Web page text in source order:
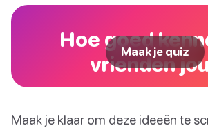
Hoe goed
vrienden
Maak je quiz
Maak je klaar om deze ideeën te